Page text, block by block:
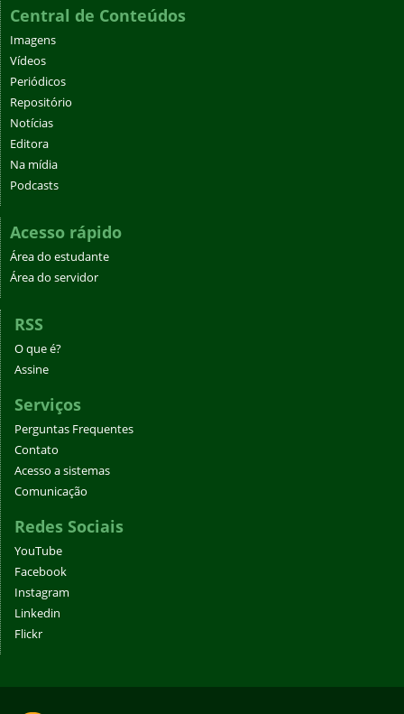
Central de Conteúdos
Imagens
Vídeos
Periódicos
Repositório
Notícias
Editora
Na mídia
Podcasts
Acesso rápido
Área do estudante
Área do servidor
RSS
O que é?
Assine
Serviços
Perguntas Frequentes
Contato
Acesso a sistemas
Comunicação
Redes Sociais
YouTube
Facebook
Instagram
Linkedin
Flickr